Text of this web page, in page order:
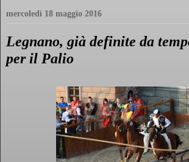
mercoledì 18 maggio 2016
Legnano, già definite da
per il Palio